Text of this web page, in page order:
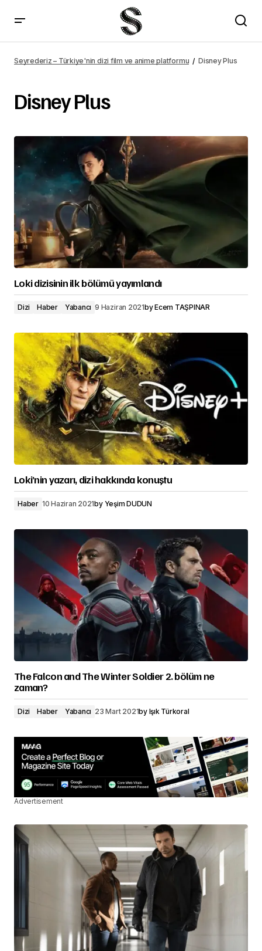
Seyrederiz – Türkiye'nin dizi film ve anime platformu Disney Plus
Disney Plus
Loki dizisinin ilk bölümü yayımlandı
Dizi Haber Yabancı 9 Haziran 2021byEcem TAŞPINAR
Loki’nin yazarı, dizi hakkında konuştu
Haber 10 Haziran 2021by Yeşim DUDUN
The Falcon and The Winter Soldier 2. bölüm ne
zaman?
Dizi Haber Yabancı 23 Mart 2021by Işık Türkoral
Advertisement